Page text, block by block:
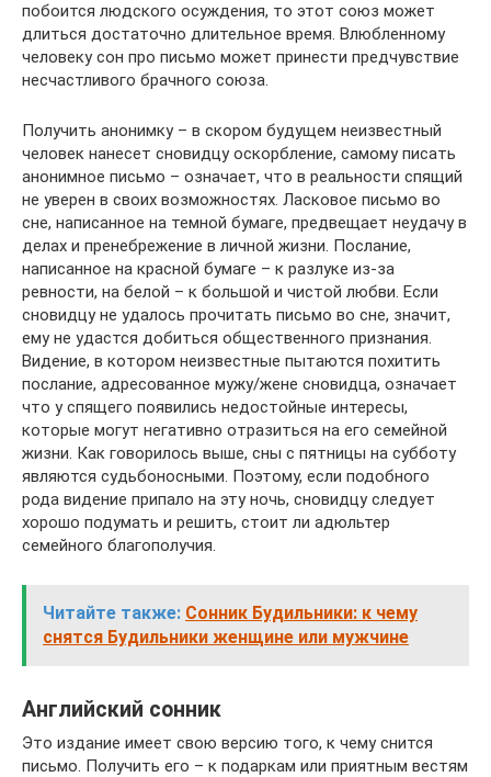
побоится людского осуждения, то этот союз может
длиться достаточно длительное время. Влюбленному
человеку сон про письмо может принести предчувствие
несчастливого брачного союза.
Получить анонимку – в скором будущем неизвестный
человек нанесет сновидцу оскорбление, самому писать
анонимное письмо – означает, что в реальности спящий
не уверен в своих возможностях. Ласковое письмо во
сне, написанное на темной бумаге, предвещает неудачу в
делах и пренебрежение в личной жизни. Послание,
написанное на красной бумаге – к разлуке из-за
ревности, на белой – к большой и чистой любви. Если
сновидцу не удалось прочитать письмо во сне, значит,
ему не удастся добиться общественного признания.
Видение, в котором неизвестные пытаются похитить
послание, адресованное мужу/жене сновидца, означает
что у спящего появились недостойные интересы,
которые могут негативно отразиться на его семейной
жизни. Как говорилось выше, сны с пятницы на субботу
являются судьбоносными. Поэтому, если подобного
рода видение припало на эту ночь, сновидцу следует
хорошо подумать и решить, стоит ли адюльтер
семейного благополучия.
Читайте также: Сонник Будильники: к чему
снятся Будильники женщине или мужчине
Английский сонник
Это издание имеет свою версию того, к чему снится
письмо. Получить его – к подаркам или приятным вестям